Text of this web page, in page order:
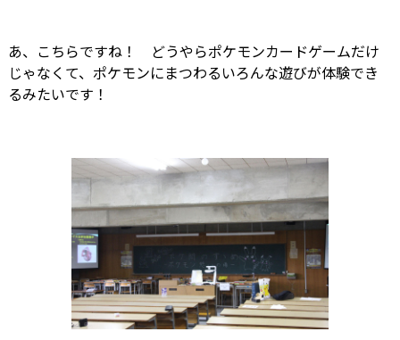
あ、こちらですね！ どうやらポケモンカードゲームだけ
じゃなくて、ポケモンにまつわるいろんな遊びが体験でき
るみたいです！